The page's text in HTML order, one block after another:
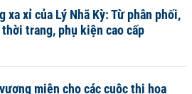
xa xỉ của Lý Nhã Kỳ: Từ phân phối,
trang, phụ kiện cao cấp
miện cho các cuộc thi hoa